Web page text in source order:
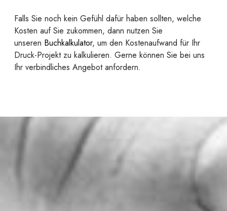
Falls Sie noch kein Gefühl dafür haben sollten, welche
Kosten auf Sie zukommen, dann nutzen Sie
unseren Buchkalkulator, um den Kostenaufwand für Ihr
Druck-Projekt zu kalkulieren. Gerne können Sie bei uns
Ihr verbindliches Angebot anfordern.